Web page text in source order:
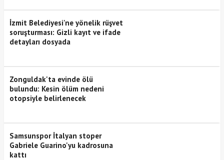
İzmit Belediyesi'ne yönelik rüşvet
soruşturması: Gizli kayıt ve ifade
detayları dosyada
Zonguldak'ta evinde ölü
bulundu: Kesin ölüm nedeni
otopsiyle belirlenecek
Samsunspor İtalyan stoper
Gabriele Guarino'yu kadrosuna
kattı